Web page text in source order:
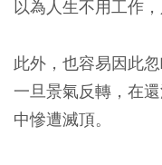
以為人生不用工作
此外，也容易因此
一旦景氣反轉，在
中慘遭滅頂。